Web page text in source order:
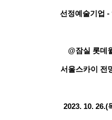
선정예술기업 -
@잠실 롯데
서울스카이 전
2023. 10. 26.(